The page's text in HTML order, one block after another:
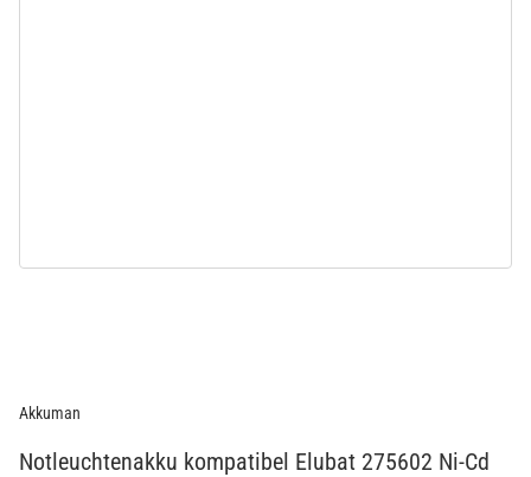
Akkuman
Notleuchtenakku kompatibel Elubat 275602 Ni-Cd